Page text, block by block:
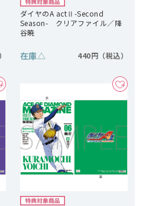
ダイヤのA actⅡ-Second
Season- クリアファイル／降
谷暁
在庫△ 440円